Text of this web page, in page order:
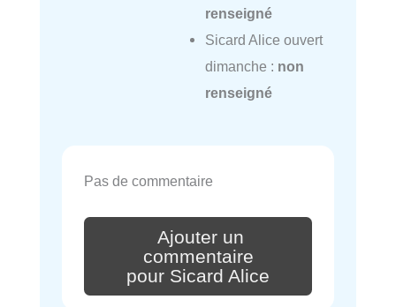
renseigné
Sicard Alice ouvert
dimanche : non
renseigné
Pas de commentaire
Ajouter un
commentaire
pour Sicard Alice